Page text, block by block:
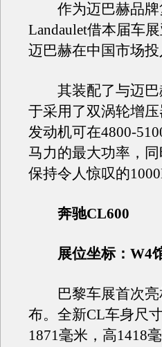
作为迈巴赫品牌
Landaulet借本届车
迈巴赫在中国市场投
其装配了与迈巴
于采用了双涡轮增
发动机可在4800-
马力的最大功率，
保持令人惊叹的
奔驰CL600
展位坐标：W4
巴黎车展首次亮
布。全新CL车身尺
1871毫米，高1418